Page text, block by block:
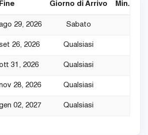
Fine Giorno di Arrivo Min.
29, 2026 Sabato
26, 2026 Qualsiasi
31, 2026 Qualsiasi
28, 2026 Qualsiasi
02, 2027 Qualsiasi